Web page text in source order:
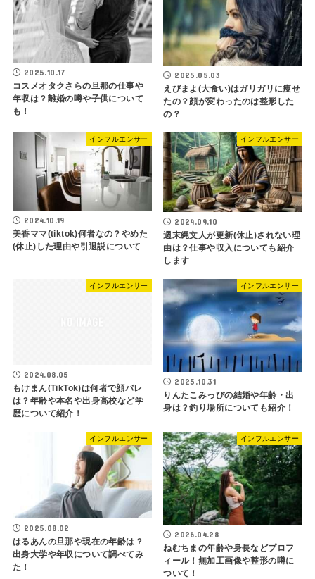
2025.10.17
コスメオタクさらの旦那の仕事や
年収は？離婚の噂や子供について
も！
2025.05.03
えびまよ(大食い)はガリガリに痩せ
たの？顔が変わったのは整形した
の？
インフルエンサー
2024.10.19
美香ママ(tiktok)何者なの？やめた
(休止)した理由や引退説について
インフルエンサー
2024.09.10
週末縄文人が更新(休止)されない理
由は？仕事や収入についても紹介
します
インフルエンサー
2024.08.05
もけまん(TikTok)は何者で顔バレ
は？年齢や本名や出身高校など学
歴について紹介！
インフルエンサー
2025.10.31
りんたこみっぴの結婚や年齢・出
身は？釣り場所についても紹介！
インフルエンサー
2025.08.02
はるあんの旦那や現在の年齢は？
出身大学や年収について調べてみ
た！
インフルエンサー
2026.04.28
ねむちまの年齢や身長などプロフ
ィール！無加工画像や整形の噂に
ついて！